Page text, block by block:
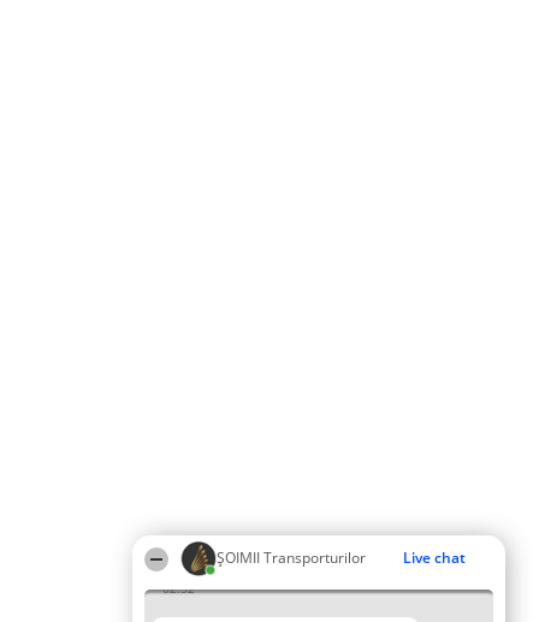
ȘOIMII Transporturilor Live chat
02:52